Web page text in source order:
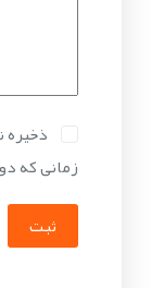
ذخیره
زمانی که
ثبت